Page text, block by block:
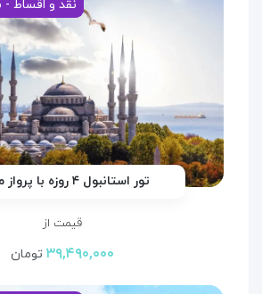
نقد و اقساط -
تور استانبول ۴ روزه با پرواز معراج
قیمت از
۳۹,۴۹۰,۰۰۰ تومان